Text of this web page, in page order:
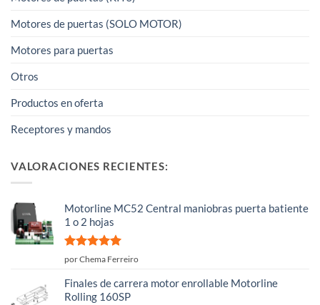
Motores de puertas (SOLO MOTOR)
Motores para puertas
Otros
Productos en oferta
Receptores y mandos
VALORACIONES RECIENTES:
Motorline MC52 Central maniobras puerta batiente
1 o 2 hojas
Valorado
por Chema Ferreiro
Finales de carrera motor enrollable Motorline
Rolling 160SP